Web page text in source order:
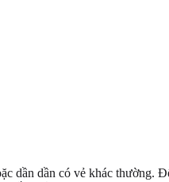
dần dần có vẻ khác thường.